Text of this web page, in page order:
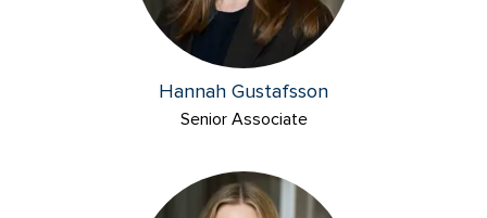
Hannah Gustafsson
Senior Associate